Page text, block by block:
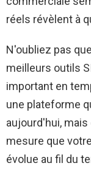
réels révèlent à
N'oubliez pas
meilleurs outils
important en
une plateforme
aujourd'hui,
mesure que
évolue au fil du